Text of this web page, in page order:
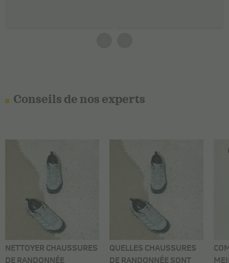
Conseils de nos experts
NETTOYER CHAUSSURES
DE RANDONNÉE
QUELLES CHAUSSURES
DE RANDONNÉE SONT